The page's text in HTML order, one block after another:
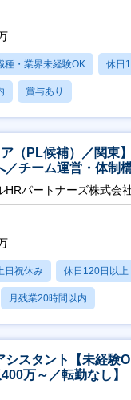
種・業界未経験OK 休日
賞与あり
ア（PL候補）／関東
／チーム運営・体制
HRパートナーズ株式会
日祝休み 休日120日以上
月残業20時間以内
シスタント【未経験
万～／転勤なし】